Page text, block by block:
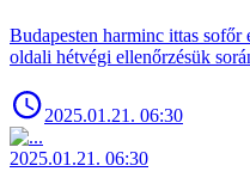
Budapesten harminc ittas
oldali hétvégi ellenőrzésük
2025.01.21. 06:30
2025.01.21. 06:30